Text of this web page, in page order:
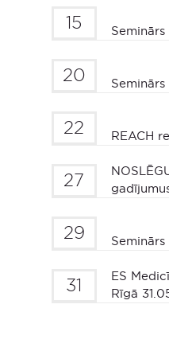
15
20
22 REACH
27
29
31
ES
Rīgā